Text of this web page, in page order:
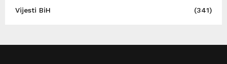
Vijesti BiH
(341)